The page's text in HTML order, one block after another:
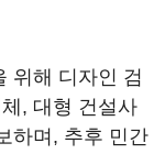
위해 디자인 검
, 대형 건설사
하며, 추후 민간